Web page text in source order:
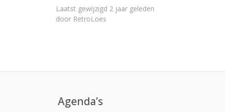
Laatst gewijzigd 2 jaar geleden
door RetroLoes
Agenda’s